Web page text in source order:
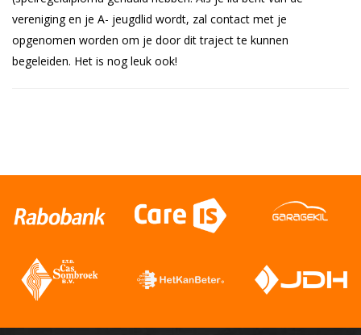
vereniging en je A- jeugdlid wordt, zal contact met je
opgenomen worden om je door dit traject te kunnen
begeleiden. Het is nog leuk ook!